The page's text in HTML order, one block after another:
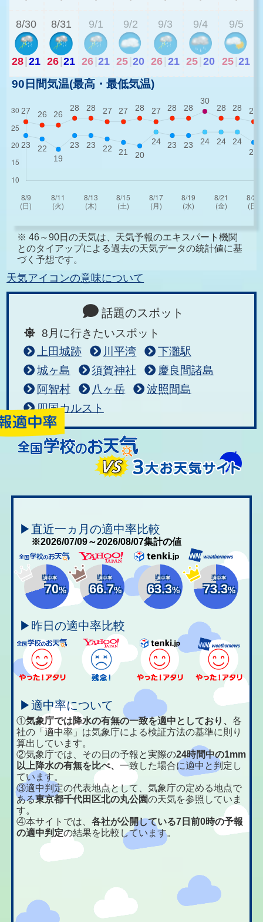
8/30
28|21
8/31
26|21
9/1
26 21
9/2
25 20
9/3
26 21
9/4
25 20
9/5
25 21
90日間気温(最高・最低気温)
※ 46～90日の天気は、天気予報のエキスパート機関
とのタイアップによる過去の天気データの統計値に基
づく予想です。
天気アイコンの意味について
話題のスポット
8月に行きたいスポット
上田城跡
川平湾
下灘駅
城ヶ島
須賀神社
慶良間諸島
阿智村
八ヶ岳
波照間島
四国カルスト
▶直近一ヵ月の適中率比較
※2026/07/09～2026/08/07集計の値
適中率
70%
適中率
66.7%
適中率
63.3%
適中率
73.3%
▶昨日の適中率比較
▶適中率について
①気象庁では降水の有無の一致を適中としており、各
社の「適中率」は気象庁による検証方法の基準に則り
算出しています。
②気象庁では、その日の予報と実際の24時間中の1mm
以上降水の有無を比べ、一致した場合に適中と判定し
ています。
③適中判定の代表地点として、気象庁の定める地点で
ある東京都千代田区北の丸公園の天気を参照していま
す。
④本サイトでは、各社が公開している7日前0時の予報
の適中判定の結果を比較しています。